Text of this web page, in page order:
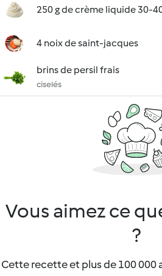
250 g de crème liquide 30-
4 noix de saint-jacques
brins de persil frais
ciselés
Vous aimez ce
?
Cette recette et plus de 100 000